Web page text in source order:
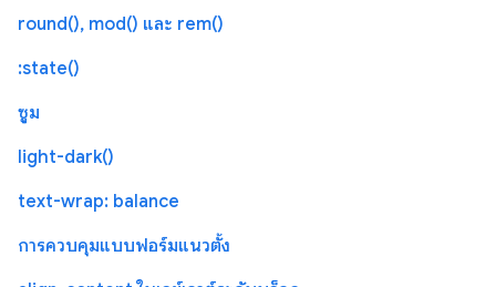
round(), mod() และ rem()
:state()
ซูม
light-dark()
text-wrap: balance
การควบคุมแบบฟอร์มแนวตั้ง